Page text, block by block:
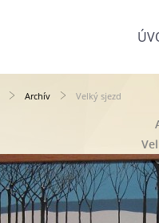
Archív Velký sjezd